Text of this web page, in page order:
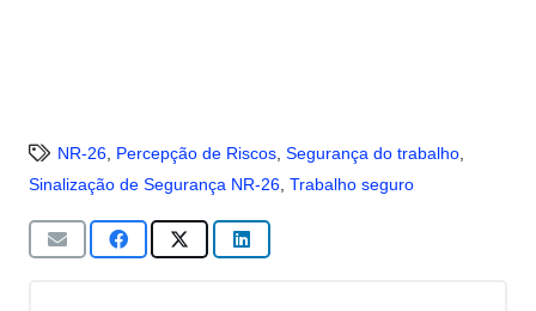
NR-26, Percepção de Riscos, Segurança do trabalho,
Sinalização de Segurança NR-26 Trabalho seguro